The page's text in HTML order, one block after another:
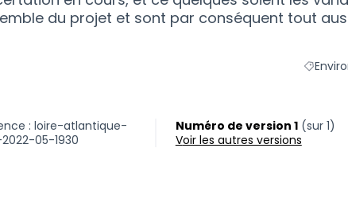
du projet et sont par conséquent tout
Filtrer
: loire-atlantique-
2022-05-1930
Numéro de version 1(sur 1)
voir les autres versions